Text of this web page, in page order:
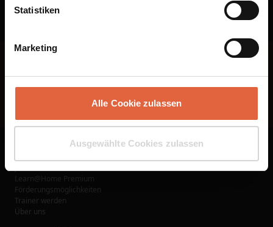
Statistiken
Marketing
Alle Cookie zulassen
Ausgewählte Cookies zulassen
Learn@Home Premium
Förderungsmöglichkeiten
Trainer werden
Über uns